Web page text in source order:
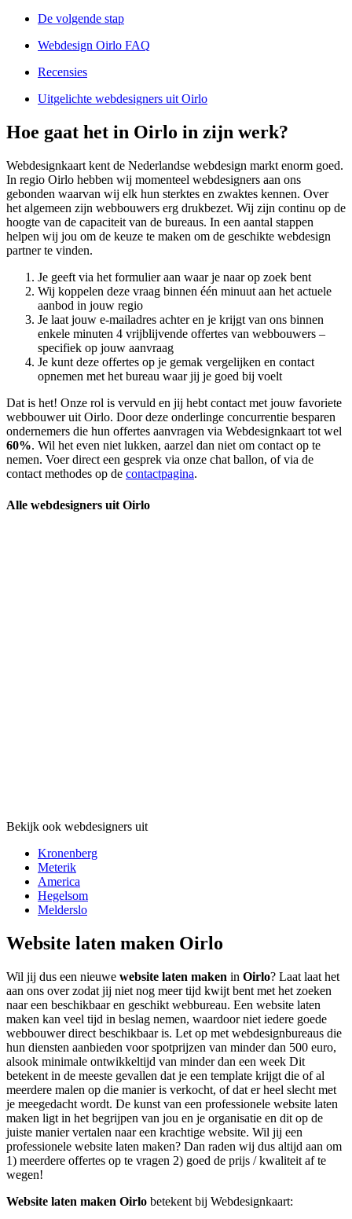
De volgende stap
Webdesign Oirlo FAQ
Recensies
Uitgelichte webdesigners uit Oirlo
Hoe gaat het in Oirlo in zijn werk?
Webdesignkaart kent de Nederlandse webdesign markt enorm goed.
In regio Oirlo hebben wij momenteel webdesigners aan ons
gebonden waarvan wij elk hun sterktes en zwaktes kennen. Over
het algemeen zijn webbouwers erg drukbezet. Wij zijn continu op de
hoogte van de capaciteit van de bureaus. In een aantal stappen
helpen wij jou om de keuze te maken om de geschikte webdesign
partner te vinden.
Je geeft via het formulier aan waar je naar op zoek bent
Wij koppelen deze vraag binnen één minuut aan het actuele
aanbod in jouw regio
Je laat jouw e-mailadres achter en je krijgt van ons binnen
enkele minuten 4 vrijblijvende offertes van webbouwers –
specifiek op jouw aanvraag
Je kunt deze offertes op je gemak vergelijken en contact
opnemen met het bureau waar jij je goed bij voelt
Dat is het! Onze rol is vervuld en jij hebt contact met jouw favoriete
webbouwer uit Oirlo. Door deze onderlinge concurrentie besparen
ondernemers die hun offertes aanvragen via Webdesignkaart tot wel
60%. Wil het even niet lukken, aarzel dan niet om contact op te
nemen. Voer direct een gesprek via onze chat ballon, of via de
contact methodes op de contactpagina.
Alle webdesigners uit Oirlo
Bekijk ook webdesigners uit
Kronenberg
Meterik
America
Hegelsom
Melderslo
Website laten maken Oirlo
Wil jij dus een nieuwe website laten maken in Oirlo? Laat laat het
aan ons over zodat jij niet nog meer tijd kwijt bent met het zoeken
naar een beschikbaar en geschikt webbureau. Een website laten
maken kan veel tijd in beslag nemen, waardoor niet iedere goede
webbouwer direct beschikbaar is. Let op met webdesignbureaus die
hun diensten aanbieden voor spotprijzen van minder dan 500 euro,
alsook minimale ontwikkeltijd van minder dan een week Dit
betekent in de meeste gevallen dat je een template krijgt die of al
meerdere malen op die manier is verkocht, of dat er heel slecht met
je meegedacht wordt. De kunst van een professionele website laten
maken ligt in het begrijpen van jou en je organisatie en dit op de
juiste manier vertalen naar een krachtige website. Wil jij een
professionele website laten maken? Dan raden wij dus altijd aan om
1) meerdere offertes op te vragen 2) goed de prijs / kwaliteit af te
wegen!
Website laten maken Oirlo betekent bij Webdesignkaart: